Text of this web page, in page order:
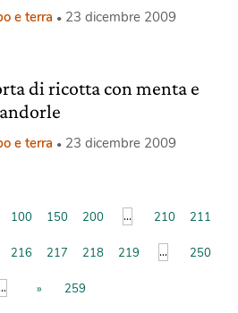
e terra 23 dicembre 2009
di ricotta con menta e
e terra 23 dicembre 2009
100 150 200 ... 210 211
216 217 218 219 ... 250
» 259